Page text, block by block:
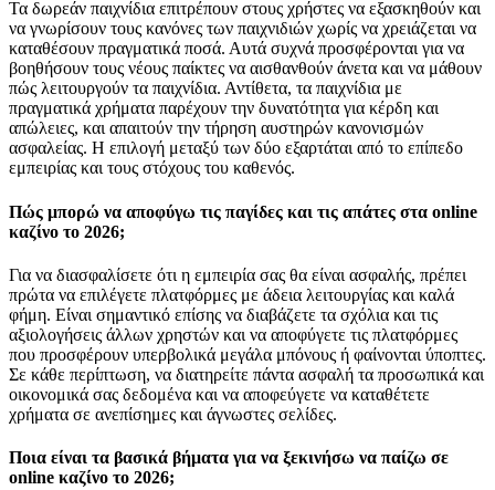
Τα δωρεάν παιχνίδια επιτρέπουν στους χρήστες να εξασκηθούν και
να γνωρίσουν τους κανόνες των παιχνιδιών χωρίς να χρειάζεται να
καταθέσουν πραγματικά ποσά. Αυτά συχνά προσφέρονται για να
βοηθήσουν τους νέους παίκτες να αισθανθούν άνετα και να μάθουν
πώς λειτουργούν τα παιχνίδια. Αντίθετα, τα παιχνίδια με
πραγματικά χρήματα παρέχουν την δυνατότητα για κέρδη και
απώλειες, και απαιτούν την τήρηση αυστηρών κανονισμών
ασφαλείας. Η επιλογή μεταξύ των δύο εξαρτάται από το επίπεδο
εμπειρίας και τους στόχους του καθενός.
Πώς μπορώ να αποφύγω τις παγίδες και τις απάτες στα online
καζίνο το 2026;
Για να διασφαλίσετε ότι η εμπειρία σας θα είναι ασφαλής, πρέπει
πρώτα να επιλέγετε πλατφόρμες με άδεια λειτουργίας και καλά
φήμη. Είναι σημαντικό επίσης να διαβάζετε τα σχόλια και τις
αξιολογήσεις άλλων χρηστών και να αποφύγετε τις πλατφόρμες
που προσφέρουν υπερβολικά μεγάλα μπόνους ή φαίνονται ύποπτες.
Σε κάθε περίπτωση, να διατηρείτε πάντα ασφαλή τα προσωπικά και
οικονομικά σας δεδομένα και να αποφεύγετε να καταθέτετε
χρήματα σε ανεπίσημες και άγνωστες σελίδες.
Ποια είναι τα βασικά βήματα για να ξεκινήσω να παίζω σε
online καζίνο το 2026;